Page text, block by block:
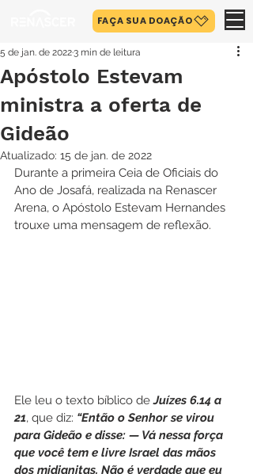
FAÇA SUA DOAÇÃO
Apóstolo Estevam
ministra a oferta de
Gideão
5 de jan. de 20223 min de leitura
Atualizado: 15 de jan. de 2022
Durante a primeira Ceia de Oficiais do
Ano de Josafá, realizada na Renascer
Arena, o Apóstolo Estevam Hernandes
trouxe uma mensagem de reflexão.
Ele leu o texto bíblico de Juízes 6.14 a
21, que diz: “Então o Senhor se virou
para Gideão e disse: — Vá nessa força
que você tem e livre Israel das mãos
dos midianitas. Não é verdade que eu